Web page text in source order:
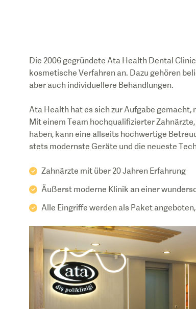
Die 2006 gegründete Ata Health Dental
kosmetische Verfahren an. Dazu gehören
aber auch individuellere Behandlungen.
Ata Health hat es sich zur Aufgabe
Mit einem Team hochqualifizierter
haben, kann eine allseits hochwertige
stets modernste Geräte und die neueste
Zahnärzte mit über 20 Jahren Erfahrung
Äußerst moderne Klinik an einer
Alle Eingriffe werden als Paket